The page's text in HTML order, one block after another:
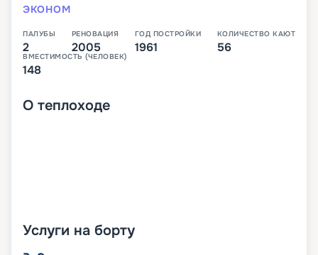
ЭКОНОМ
ПАЛУБЫ
2
РЕНОВАЦИЯ
2005
ГОД ПОСТРОЙКИ
1961
КОЛИЧЕСТВО КАЮТ
56
ВМЕСТИМОСТЬ (ЧЕЛОВЕК)
148
О теплоходе
Услуги на борту